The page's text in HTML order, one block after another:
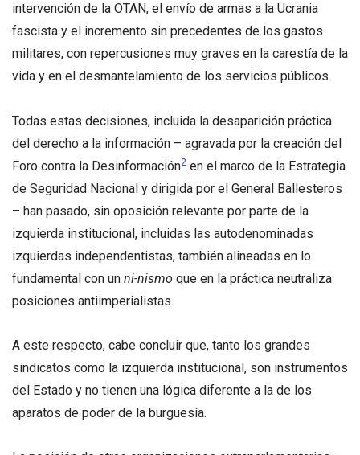
intervención de la OTAN, el envío de armas a la Ucrania
fascista y el incremento sin precedentes de los gastos
militares, con repercusiones muy graves en la carestía de la
vida y en el desmantelamiento de los servicios públicos.
Todas estas decisiones, incluida la desaparición práctica
del derecho a la información – agravada por la creación del
Foro contra la Desinformación2 en el marco de la Estrategia
de Seguridad Nacional y dirigida por el General Ballesteros
– han pasado, sin oposición relevante por parte de la
izquierda institucional, incluidas las autodenominadas
izquierdas independentistas, también alineadas en lo
fundamental con un ni-nismo que en la práctica neutraliza
posiciones antiimperialistas.
A este respecto, cabe concluir que, tanto los grandes
sindicatos como la izquierda institucional, son instrumentos
del Estado y no tienen una lógica diferente a la de los
aparatos de poder de la burguesía.